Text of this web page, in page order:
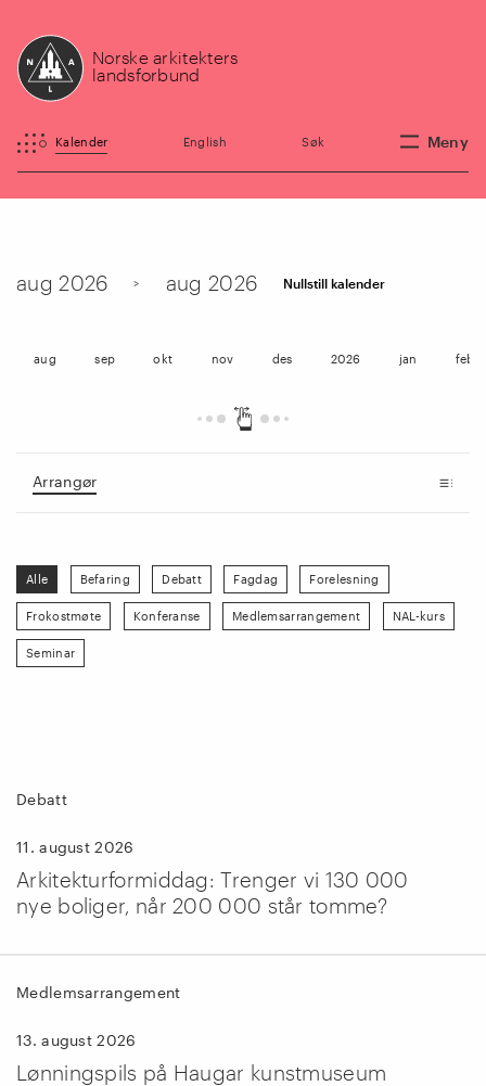
Norske arkitekters
landsforbund
Kalender English Søk Meny
aug 2026 > aug 2026 Nullstill kalender
aug sep okt nov des 2026 jan feb
Arrangør
Alle Befaring Debatt Fagdag Forelesning
Frokostmøte Konferanse Medlemsarrangement NAL-kurs
Seminar
Debatt
11. august 2026
Arkitekturformiddag: Trenger vi 130 000
nye boliger, når 200 000 står tomme?
Medlemsarrangement
13. august 2026
Lønningspils på Haugar kunstmuseum